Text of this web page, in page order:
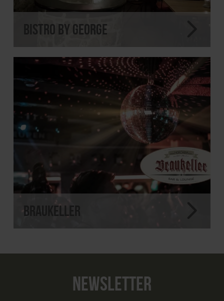
Bistro By George
Braukeller
NEWSLETTER